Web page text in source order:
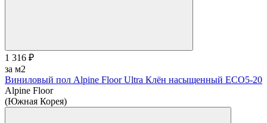
1 316 ₽
за м2
Виниловый пол Alpine Floor Ultra Клён насыщенный ЕСО5-20
Alpine Floor
(Южная Корея)